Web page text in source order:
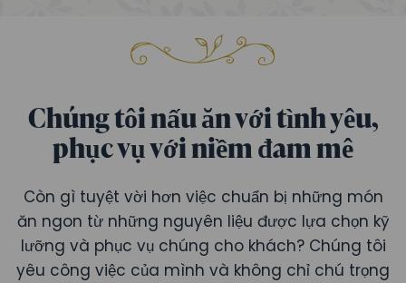
Chúng tôi nấu ăn với tình yêu,
phục vụ với niềm đam mê
Còn gì tuyệt vời hơn việc chuẩn bị những món
ăn ngon từ những nguyên liệu được lựa chọn kỹ
lưỡng và phục vụ chúng cho khách? Chúng tôi
yêu công việc của mình và không chỉ chú trọng